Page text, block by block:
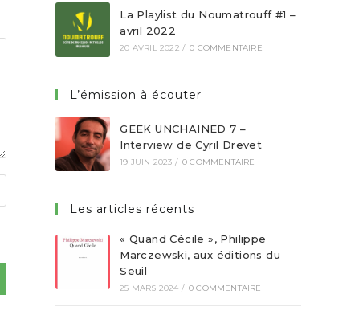
La Playlist du Noumatrouff #1 –
avril 2022
20 AVRIL 2022 / 0 COMMENTAIRE
L’émission à écouter
GEEK UNCHAINED 7 –
Interview de Cyril Drevet
19 JUIN 2023 / 0 COMMENTAIRE
Les articles récents
« Quand Cécile », Philippe
Marczewski, aux éditions du
Seuil
25 MARS 2024 / 0 COMMENTAIRE